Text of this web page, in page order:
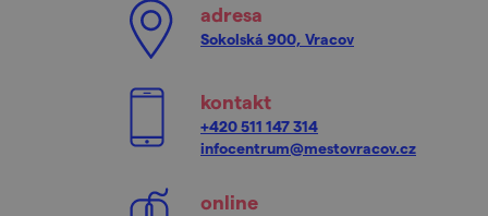
adresa
Sokolská 900, Vracov
kontakt
+420 511 147 314
infocentrum@mestovracov.cz
online